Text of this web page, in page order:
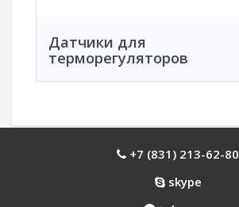
Датчики для
терморегуляторов
+7 (831) 213-62-80
skype